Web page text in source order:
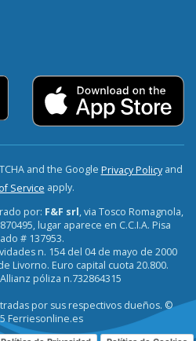
and the Google Privacy Policyand
Service apply.
por: F&F srl, via Tosco Romagnola,
lugar aparece en C.C.I.A. Pisa
# 137953.
n. 154 del 04 de mayo de 2000
Livorno. Euro capital cuota 20.800.
póliza n.732864315
por sus respectivos dueños. ©
Ferriesonline.es